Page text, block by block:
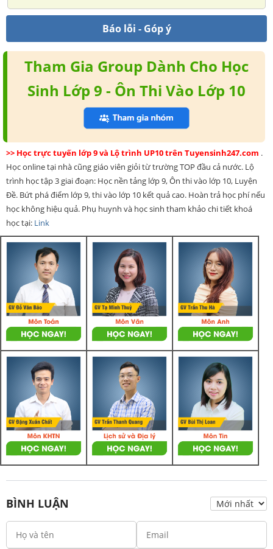
Báo lỗi - Góp ý
Tham Gia Group Dành Cho Học
Sinh Lớp 9 - Ôn Thi Vào Lớp 10
>> Học trực tuyến lớp 9 và Lộ trình UP10 trên Tuyensinh247.com .
Học online tại nhà cũng giáo viên giỏi từ trường TOP đầu cả nước. Lộ
trình học tập 3 giai đoạn: Học nền tảng lớp 9, Ôn thi vào lớp 10, Luyện
Đề. Bứt phá điểm lớp 9, thi vào lớp 10 kết quả cao. Hoàn trả học phí nếu
học không hiệu quả. Phụ huynh và học sinh tham khảo chi tiết khoá
học tại: Link
BÌNH LUẬN